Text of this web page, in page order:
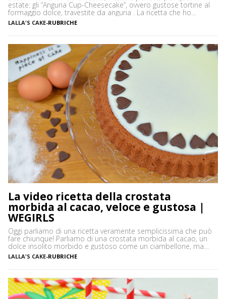
estate: gli “Anguria Cup-Cheesecake”, ovvero gustose tortine al
formaggio dolce, travestite da anguria . La ricetta che ho
utilizzato è, come dice il nome stesso, quella della cheesecake
classica senza cottura, mentre lo stampo in cui ho fatto
LALLA'S CAKE-RUBRICHE
La video ricetta della crostata
morbida al cacao, veloce e gustosa |
WEGIRLS
Oggi parliamo di una ricetta veramente semplicissima che può
fare chiunque! Parliamo di una crostata morbida al cacao, un
dolce insolito morbido e gustoso come un ciambellone, ma
sopratutto versatile e semplice da preparare. Ecco il segreto del
successo della crostata morbida, che qui vi propongo nella
condensato. […]
LALLA'S CAKE-RUBRICHE